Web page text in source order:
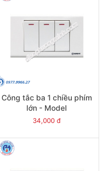
Công tắc ba 1 chiều phím
lớn - Model
S183D1(S183D1/DL)
34,000 đ